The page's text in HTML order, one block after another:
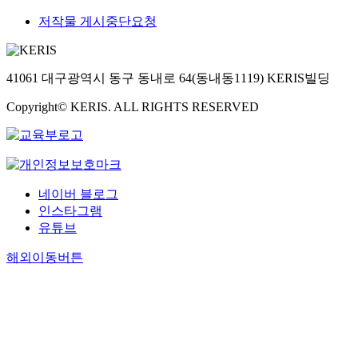
저작물 게시중단요청
41061 대구광역시 동구 동내로 64(동내동1119) KERIS빌딩
Copyright© KERIS. ALL RIGHTS RESERVED
네이버 블로그
인스타그램
유튜브
해외이동버튼